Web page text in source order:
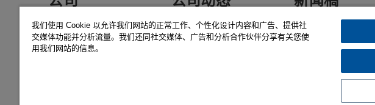
Careers
办公地址
教育培训
新闻资讯
近期活动
了解最新的产品
如何在ESPRIT中
我们使用 Cookie 以允许我们网站的正常工作、个性化设计内容和广告、提供社
交媒体功能并分析流量。我们还同社交媒体、广告和分析合作伙伴分享有关您使
用我们网站的信息。